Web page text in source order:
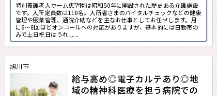
特別養護老人ホーム恵望園は昭和50年に開設された歴史ある介護施設
です。入所定員数は110名。入所者さまのバイタルチェックなどの健康
管理や服薬管理、通院介助などを主なお仕事としてお任せします。月
に6～8回ほどオンコールへの対応がありますが、基本的には日勤帯の
みで土日祝日はうれし...
旭川市
給与高め◎電子カルテあり◎地
域の精神科医療を担う病院での